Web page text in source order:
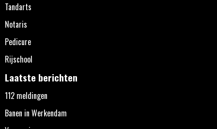
Tandarts
Notaris
Pedicure
Rijschool
Laatste berichten
112 meldingen
Banen in Werkendam